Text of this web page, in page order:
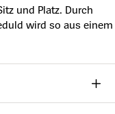
und Platz. Durch
wird so aus einem